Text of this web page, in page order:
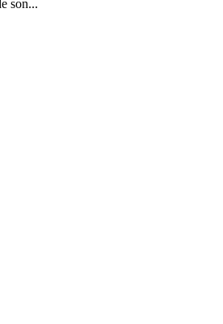
son...